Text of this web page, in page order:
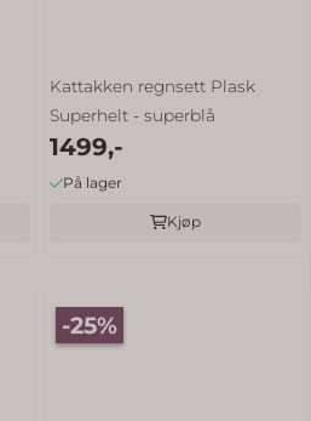
Kattakken regnsett Plask
Superhelt - superblå
1499,-
På lager
Kjøp
-25%